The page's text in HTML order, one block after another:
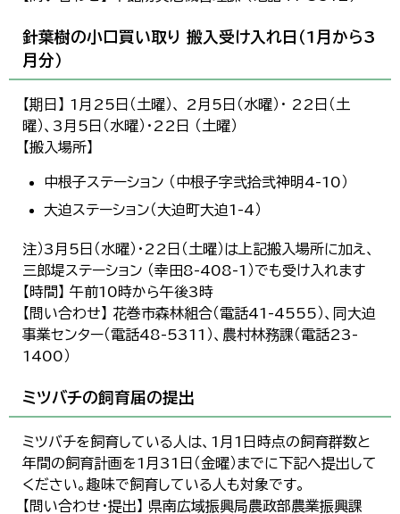
針葉樹の小口買い取り 搬入受け入れ日（1月から3
月分）
【期日】 1月25日（土曜）、 2月5日（水曜）・ 22日（土
曜）、3月5日（水曜）・22日 （土曜）
【搬入場所】
中根子ステーション （中根子字弐拾弐神明4-10）
大迫ステーション（大迫町大迫1-4）
注）3月5日（水曜）・22日（土曜）は上記搬入場所に加え、
三郎堤ステーション （幸田8-408-1）でも受け入れます
【時間】 午前10時から午後3時
【問い合わせ】 花巻市森林組合（電話41-4555）、同大迫
事業センター（電話48-5311）、農村林務課（電話23-
1400）
ミツバチの飼育届の提出
ミツバチを飼育している人は、1月1日時点の飼育群数と
年間の飼育計画を1月31日（金曜）までに下記へ提出して
ください。趣味で飼育している人も対象です。
【問い合わせ・提出】 県南広域振興局農政部農業振興課